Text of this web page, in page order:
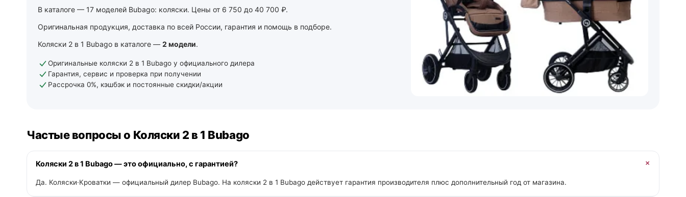
В каталоге — 17 моделей Bubago: коляски. Цены от 6 750 до 40 700 ₽.
Оригинальная продукция, доставка по всей России, гарантия и помощь в подборе.
Коляски 2 в 1 Bubago в каталоге — 2 модели.
Оригинальные коляски 2 в 1 Bubago у официального дилера
Гарантия, сервис и проверка при получении
Рассрочка 0%, кэшбэк и постоянные скидки/акции
Частые вопросы о Коляски 2 в 1 Bubago
Коляски 2 в 1 Bubago — это официально, с гарантией?
Да. Коляски·Кроватки — официальный дилер Bubago. На коляски 2 в 1 Bubago действует гарантия производителя плюс дополнительный год от магазина.